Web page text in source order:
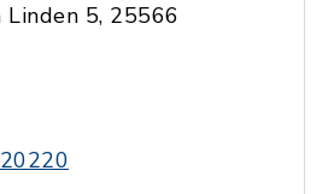
5, 25566